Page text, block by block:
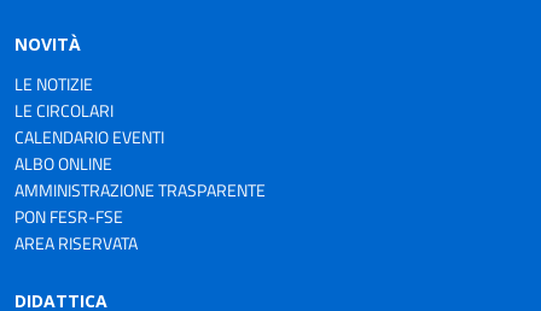
NOVITÀ
LE NOTIZIE
LE CIRCOLARI
CALENDARIO EVENTI
ALBO ONLINE
AMMINISTRAZIONE TRASPARENTE
PON FESR-FSE
AREA RISERVATA
DIDATTICA